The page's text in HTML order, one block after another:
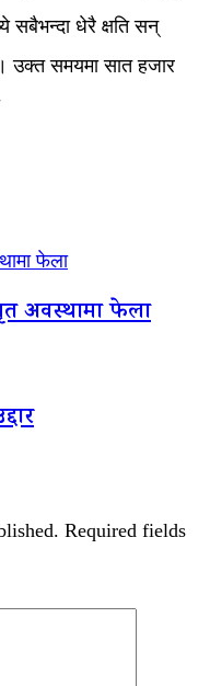
सबैभन्दा धेरै क्षति सन्
उक्त समयमा सात हजार
फेला
अवस्थामा फेला
Required fields